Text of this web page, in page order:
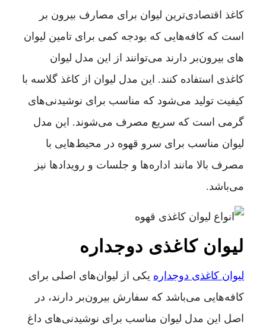
کاغذ اقتصادی‌ترین لیوان برای مصارف بیرون بر
است که کافه‌هایی که بودجه کمی برای تامین لیوان
های بیرون‌بر دارند می‌توانند از این مدل لیوان
کاغذی استفاده کنند. این مدل لیوان از کاغذ گلاسه با
کیفیت تولید می‌شود که مناسب برای نوشیدنی‌های
گرمی است که سریع مصرف می‌شوند. این مدل
لیوان مناسب برای سرو قهوه در محیط‌هایی با
مصرف بالا مانند اداره‌ها و جلسات و رویدادها نیز
می‌باشد.
لیوان کاغذی دوجداره
لیوان کاغذی دوجداره یکی از لیوان‌های اصلی برای
کافه‌هایی می‌باشد که سفارش بیرون‌بر دارند، در
اصل این مدل لیوان مناسب برای نوشیدنی‌های داغ